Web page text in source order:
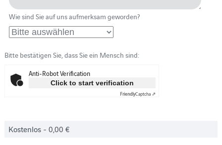
Wie sind Sie auf uns aufmerksam geworden?
Bitte bestätigen Sie, dass Sie ein Mensch sind:
Anti-Robot Verification
Click to start verification
FriendlyCaptcha ⇗
Kostenlos - 0,00 €